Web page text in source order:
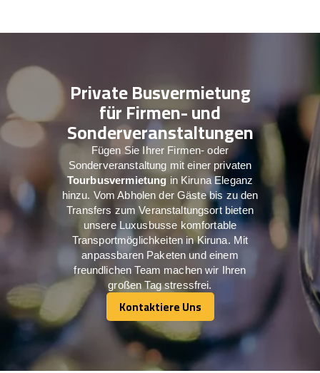
Private Busvermietung
für Firmen- und
Sonderveranstaltungen
Fügen Sie Ihrer Firmen- oder
Sonderveranstaltung mit einer privaten
Tourbusvermietung in Kiruna Eleganz
hinzu. Vom Abholen der Gäste bis zu den
Transfers zum Veranstaltungsort bieten
unsere Luxusbusse komfortable
Transportmöglichkeiten in Kiruna. Mit
anpassbaren Paketen und einem
freundlichen Team machen wir Ihren
großen Tag stressfrei.
Kontaktiere Uns
Kontaktiere Uns